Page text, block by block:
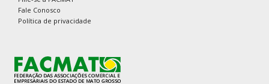
Fale Conosco
Política de privacidade